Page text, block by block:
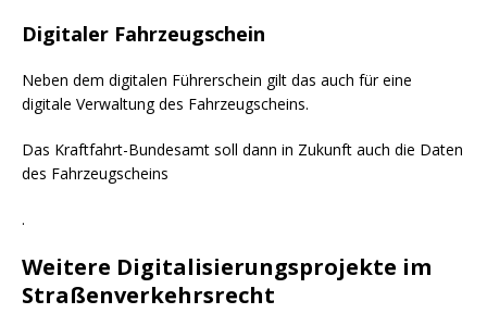
Digitaler Fahrzeugschein
Neben dem digitalen Führerschein gilt das auch für eine
digitale Verwaltung des Fahrzeugscheins.
Das Kraftfahrt-Bundesamt soll dann in Zukunft auch die Daten
des Fahrzeugscheins
.
Weitere Digitalisierungsprojekte im
Straßenverkehrsrecht